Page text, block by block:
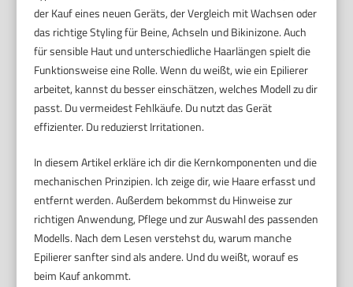
der Kauf eines neuen Geräts, der Vergleich mit Wachsen oder
das richtige Styling für Beine, Achseln und Bikinizone. Auch
für sensible Haut und unterschiedliche Haarlängen spielt die
Funktionsweise eine Rolle. Wenn du weißt, wie ein Epilierer
arbeitet, kannst du besser einschätzen, welches Modell zu dir
passt. Du vermeidest Fehlkäufe. Du nutzt das Gerät
effizienter. Du reduzierst Irritationen.
In diesem Artikel erkläre ich dir die Kernkomponenten und die
mechanischen Prinzipien. Ich zeige dir, wie Haare erfasst und
entfernt werden. Außerdem bekommst du Hinweise zur
richtigen Anwendung, Pflege und zur Auswahl des passenden
Modells. Nach dem Lesen verstehst du, warum manche
Epilierer sanfter sind als andere. Und du weißt, worauf es
beim Kauf ankommt.